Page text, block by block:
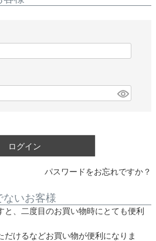
ログイン
パスワードをお忘れですか？
ないお客様
と、二度目のお買い物時にとても便利
だけるなどお買い物が便利になりま